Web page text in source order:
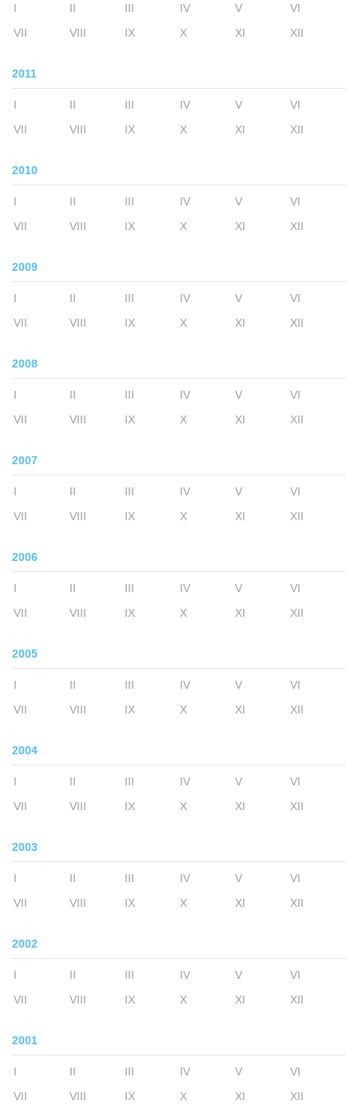
I II III IV V
VI
VII
VIII IX X XI XII
2011
I II III IV V
VI
VII
VIII IX X XI XII
2010
I II III IV V
VI
VII
VIII IX X XI XII
2009
I II III IV V
VI
VII
VIII IX X XI XII
2008
I II III IV V
VI
VII
VIII IX X XI XII
2007
I II III IV V
VI
VII
VIII IX X XI XII
2006
I II III IV V
VI
VII
VIII IX X XI XII
2005
I II III IV V
VI
VII
VIII IX X XI XII
2004
I II III IV V
VI
VII
VIII IX X XI XII
2003
I II III IV V
VI
VII
VIII IX X XI XII
2002
I II III IV V
VI
VII
VIII IX X XI XII
2001
I II III IV V
VI
VII
VIII IX X XI XII